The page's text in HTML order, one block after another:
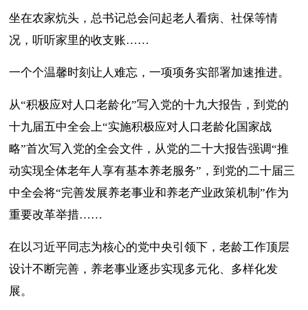
坐在农家炕头，总书记总会问起老人看病、社保等情
况，听听家里的收支账……
一个个温馨时刻让人难忘，一项项务实部署加速推进。
从“积极应对人口老龄化”写入党的十九大报告，到党的
十九届五中全会上“实施积极应对人口老龄化国家战
略”首次写入党的全会文件，从党的二十大报告强调“推
动实现全体老年人享有基本养老服务”，到党的二十届三
中全会将“完善发展养老事业和养老产业政策机制”作为
重要改革举措……
在以习近平同志为核心的党中央引领下，老龄工作顶层
设计不断完善，养老事业逐步实现多元化、多样化发
展。